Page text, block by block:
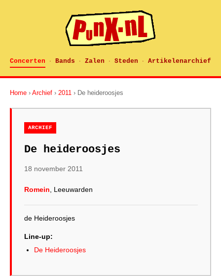
Concerten · Bands · Zalen · Steden · Artikelenarchief
Home › Archief › 2011 › De heideroosjes
ARCHIEF
De heideroosjes
18 november 2011
Romein , Leeuwarden
de Heideroosjes
Line-up:
De Heideroosjes